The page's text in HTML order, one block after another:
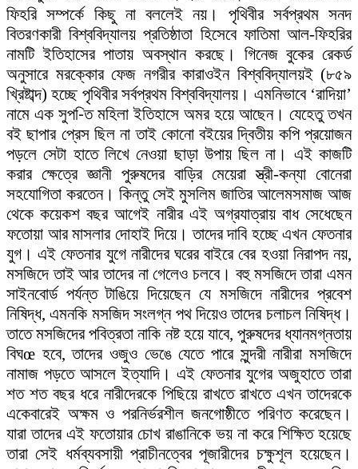
ফিহরি সম্পর্কে কিছু না বললেই নয়। পৃথিবীর সর্বপ্রথম সনদ
বিতরণকারী বিশ্ববিদ্যালয় প্রতিষ্ঠাতা হিসেবে ফাতিমা আল-ফিহরির
নামটি ইতিহাসের পাতায় অবস্থান করছে। গিনেজ বুকের রেকর্ড
অনুসারে মরক্কোর ফেজ নগরীর কারাওইন বিশ্ববিদ্যালয়ই (৮৫৯
খ্রিষ্টাব্দ) হচ্ছে পৃথিবীর সর্বপ্রথম বিশ্ববিদ্যালয়। এমনিভাবে ‘রাদিয়া’
নামে এক সুপ-িত মহিলা ইতিহাসে অমর হয়ে আছেন। যেহেতু তখন
বই ছাপার প্রেস ছিল না তাই কোনো বইয়ের দ্বিতীয় কপি প্রয়োজন
পড়লে সেটা হাতে লিখে নেওয়া ছাড়া উপায় ছিল না। এই কাজটি
করার ক্ষেত্রে জ্ঞানী পুরুষদের বাড়ির মেয়েরা স্ত্রী-কন্যা বোনেরা
সহযোগিতা করতেন। কিন্তু সেই মুসলিম জাতির আলেমসমাজ আজ
থেকে কয়েকশ বছর আগেই নারীর এই অগ্রযাত্রায় বাধ সেধেছেন
ফতোয়া আর মাসলার দোহাই দিয়ে। তাদের দাবি হচ্ছে এখন ফেতনার
যুগ। এই ফেতনার যুগে নারীদের ঘরের বাইরে বের হওয়া নিরাপদ নয়,
মসজিদে তাই আর তাদের না গেলেও চলবে। বহু মসজিদে তারা এমন
সাইনবোর্ড পর্যন্ত টাঙিয়ে দিয়েছেন যে মসজিদে নারীদের প্রবেশ
নিষিদ্ধ, এমনকি মসজিদ সংলগ্ন পথ দিয়েও তাদের চলাচল নিষিদ্ধ।
তাতে মসজিদের পবিত্রতা নাকি নষ্ট হয়ে যাবে, পুরুষদের ধ্যানমগ্নতায়
বিঘœ হবে, তাদের ওজুও ভেঙে যেতে পারে সুন্দরী নারীরা মসজিদে
নামাজ পড়তে আসলে ইত্যাদি। এই ফেতনার যুগের অজুহাতে তারা
শত শত বছর ধরে নারীদেরকে পিছিয়ে রাখতে রাখতে এখন তাদেরকে
একেবারেই অক্ষম ও পরনির্ভরশীল জনগোষ্ঠীতে পরিণত করেছেন।
যারা তাদের এই ফতোয়ার চোখ রাঙানিকে ভয় না করে শিক্ষিত হয়েছে
তারা সেই ধর্মব্যবসায়ী প্রাচীনত্বের পূজারীদের চক্ষুশূল হয়েছেন।